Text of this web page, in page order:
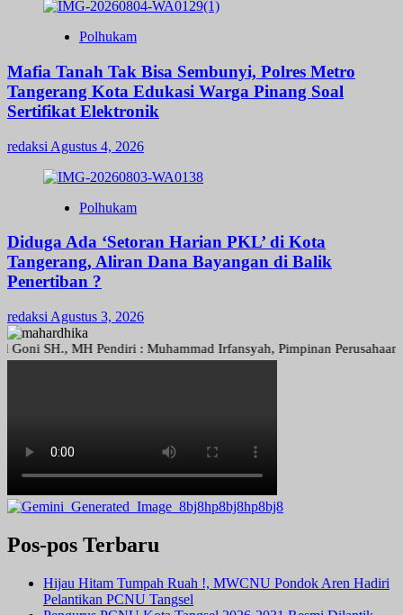
Polhukam
Mafia Tanah Tak Bisa Sembunyi, Polres Metro
Tangerang Kota Edukasi Warga Pinang Soal
Sertifikat Elektronik
redaksi Agustus 4, 2026
Polhukam
Diduga Ada ‘Setoran Harian PKL’ di Kota
Tangerang, Aliran Dana Bayangan di Balik
Penertiban ?
redaksi Agustus 3, 2026
SH., MH Pendiri : Muhammad Irfansyah, Pimpinan Perusahaan
Pos-pos Terbaru
Hijau Hitam Tumpah Ruah !, MWCNU Pondok Aren Hadiri
Pelantikan PCNU Tangsel